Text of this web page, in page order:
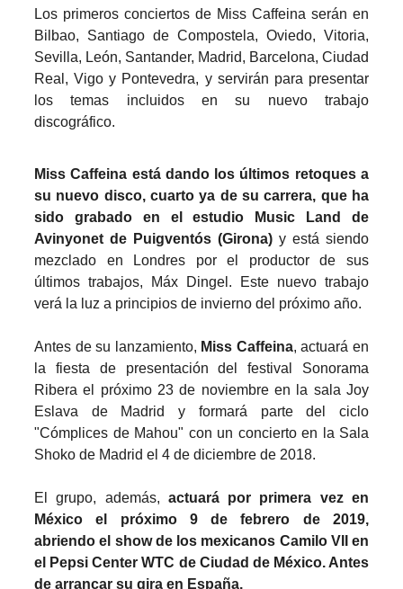
Los primeros conciertos de Miss Caffeina serán en
Bilbao, Santiago de Compostela, Oviedo, Vitoria,
Sevilla, León, Santander, Madrid, Barcelona, Ciudad
Real, Vigo y Pontevedra, y servirán para presentar
los temas incluidos en su nuevo trabajo
discográfico.
Miss Caffeina está dando los últimos retoques a
su nuevo disco, cuarto ya de su carrera, que ha
sido grabado en el estudio Music Land de
Avinyonet de Puigventós (Girona) y está siendo
mezclado en Londres por el productor de sus
últimos trabajos, Máx Dingel. Este nuevo trabajo
verá la luz a principios de invierno del próximo año.
Antes de su lanzamiento, Miss Caffeina, actuará en
la fiesta de presentación del festival Sonorama
Ribera el próximo 23 de noviembre en la sala Joy
Eslava de Madrid y formará parte del ciclo
"Cómplices de Mahou" con un concierto en la Sala
Shoko de Madrid el 4 de diciembre de 2018.
El grupo, además, actuará por primera vez en
México el próximo 9 de febrero de 2019,
abriendo el show de los mexicanos Camilo VII en
el Pepsi Center WTC de Ciudad de México. Antes
de arrancar su gira en España.